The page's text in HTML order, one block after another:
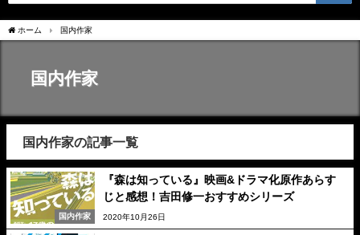
ホーム 国内作家
国内作家
国内作家の記事一覧
国内作家
『森は知っている』映画&ドラマ化原作あらす
じと感想！吉田修一おすすめシリーズ
2020年10月26日